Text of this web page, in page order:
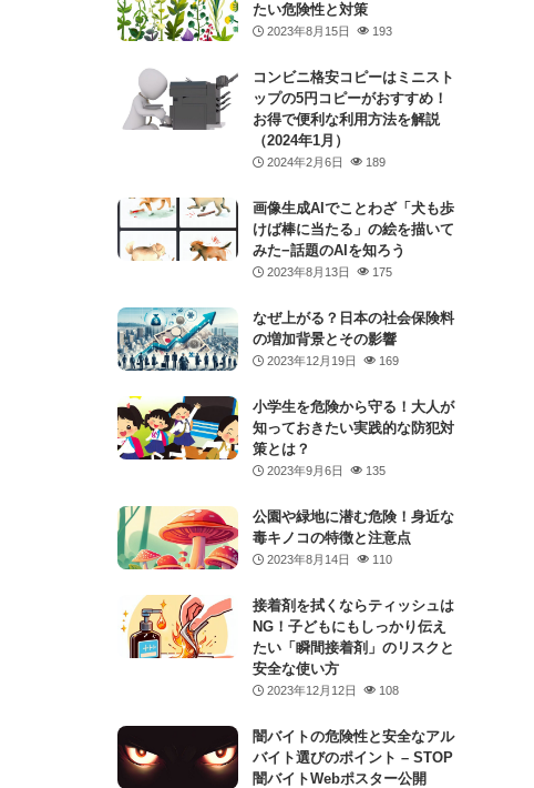
たい危険性と対策
2023年8月15日 193
コンビニ格安コピーはミニスト
ップの5円コピーがおすすめ！
お得で便利な利用方法を解説
（2024年1月）
2024年2月6日 189
画像生成AIでことわざ「犬も歩
けば棒に当たる」の絵を描いて
みた−話題のAIを知ろう
2023年8月13日 175
なぜ上がる？日本の社会保険料
の増加背景とその影響
2023年12月19日 169
小学生を危険から守る！大人が
知っておきたい実践的な防犯対
策とは？
2023年9月6日 135
公園や緑地に潜む危険！身近な
毒キノコの特徴と注意点
2023年8月14日 110
接着剤を拭くならティッシュは
NG！子どもにもしっかり伝え
たい「瞬間接着剤」のリスクと
安全な使い方
2023年12月12日 108
闇バイトの危険性と安全なアル
バイト選びのポイント – STOP
闇バイトWebポスター公開